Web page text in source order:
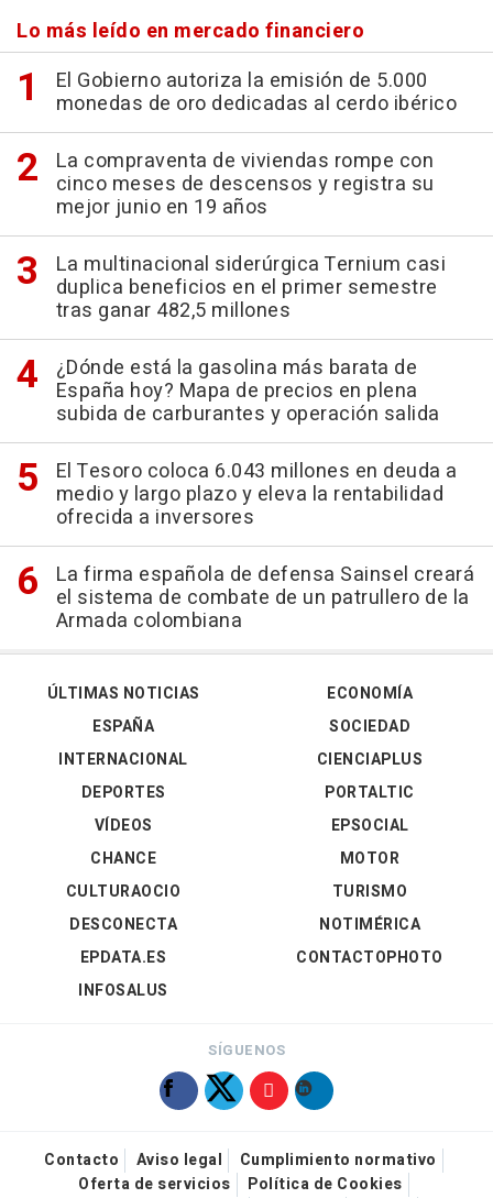
Lo más leído en mercado financiero
El Gobierno autoriza la emisión de 5.000
monedas de oro dedicadas al cerdo ibérico
La compraventa de viviendas rompe con
cinco meses de descensos y registra su
mejor junio en 19 años
La multinacional siderúrgica Ternium casi
duplica beneficios en el primer semestre
tras ganar 482,5 millones
¿Dónde está la gasolina más barata de
España hoy? Mapa de precios en plena
subida de carburantes y operación salida
El Tesoro coloca 6.043 millones en deuda a
medio y largo plazo y eleva la rentabilidad
ofrecida a inversores
La firma española de defensa Sainsel creará
el sistema de combate de un patrullero de la
Armada colombiana
ÚLTIMAS NOTICIAS
ESPAÑA
INTERNACIONAL
DEPORTES
VÍDEOS
ECONOMÍA
SOCIEDAD
CIENCIAPLUS
PORTALTIC
EPSOCIAL
CHANCE
CULTURAOCIO
DESCONECTA
EPDATA.ES
INFOSALUS
MOTOR
TURISMO
NOTIMÉRICA
CONTACTOPHOTO
SÍGUENOS
Contacto Aviso legal
Cumplimiento normativo
Oferta de servicios
Política de Cookies